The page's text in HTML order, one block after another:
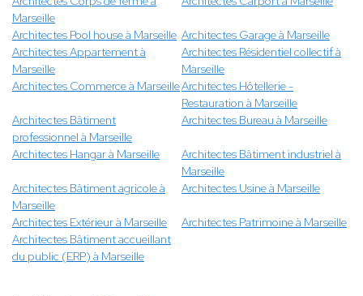
Marseille
Architectes Pool house à Marseille Architectes Garage à Marseille
Architectes Appartement à
Marseille
Architectes Résidentiel collectif à
Marseille
Architectes Commerce à MarseilleArchitectes Hôtellerie -
Restauration à Marseille
Architectes Bâtiment
professionnel à Marseille
Architectes Bureau à Marseille
Architectes Hangar à Marseille
Architectes Bâtiment industriel à
Marseille
Architectes Bâtiment agricole à
Marseille
Architectes Usine à Marseille
Architectes Extérieur à Marseille
Architectes Patrimoine à Marseille
Architectes Bâtiment accueillant
du public (ERP) à Marseille